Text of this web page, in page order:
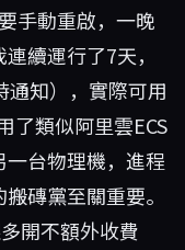
手動重啟，一晚
續運行了7天，
通知），實際可用
了類似阿里雲ECS
台物理機，進程
磚黨至關重要。
開不額外收費